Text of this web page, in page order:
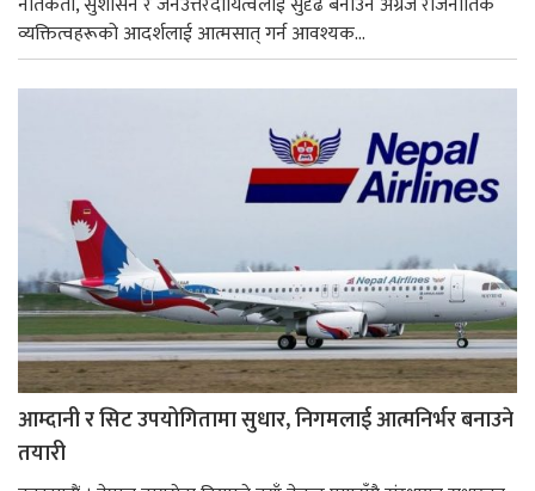
व्यक्तित्वहरूको आदर्शलाई आत्मसात् गर्न आवश्यक...
आम्दानी र सिट उपयोगितामा सुधार, निगमलाई आत्मनिर्भर बनाउने
तयारी